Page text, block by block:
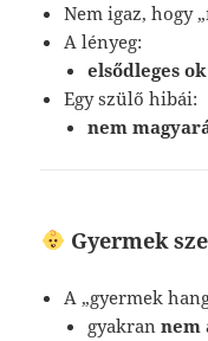
Nem igaz, hogy
A lényeg:
elsődleges
Egy szülő hibái:
nem
Gyermek
A „gyermek
gyakrannem